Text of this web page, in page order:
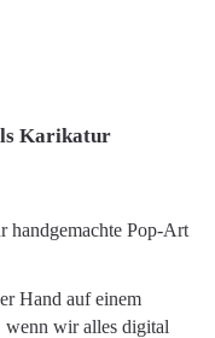
Karikatur
Hand auf einem
wenn wir alles digital